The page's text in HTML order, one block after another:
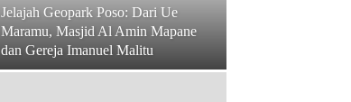
Jelajah Geopark Poso: Dari Ue
Maramu, Masjid Al Amin Mapane
dan Gereja Imanuel Malitu